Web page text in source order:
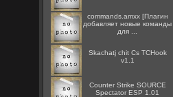
commands.amxx [Плагин
добавляет новые команды
для ...
Skachatj chit Cs TCHook
v1.1
Counter Strike SOURCE
Spectator ESP 1.01